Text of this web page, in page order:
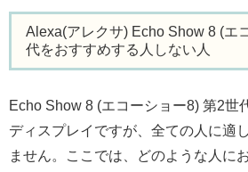
Alexa(アレクサ) Echo Show 8 (エ
代をおすすめする人しない人
Echo Show 8 (エコーショー8) 第2世
ディスプレイですが、全ての人に適
ません。ここでは、どのような人に